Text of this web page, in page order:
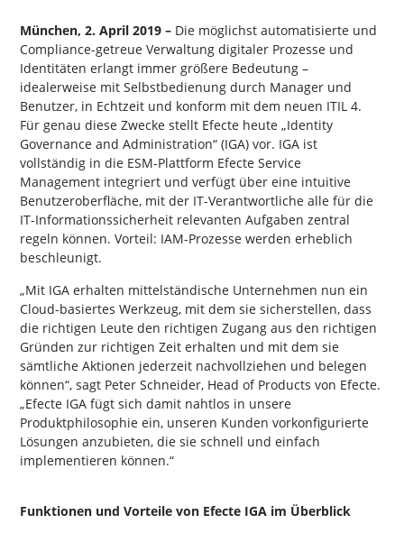
München, 2. April 2019 – Die möglichst automatisierte und
Compliance-getreue Verwaltung digitaler Prozesse und
Identitäten erlangt immer größere Bedeutung –
idealerweise mit Selbstbedienung durch Manager und
Benutzer, in Echtzeit und konform mit dem neuen ITIL 4.
Für genau diese Zwecke stellt Efecte heute „Identity
Governance and Administration“ (IGA) vor. IGA ist
vollständig in die ESM-Plattform Efecte Service
Management integriert und verfügt über eine intuitive
Benutzeroberfläche, mit der IT-Verantwortliche alle für die
IT-Informationssicherheit relevanten Aufgaben zentral
regeln können. Vorteil: IAM-Prozesse werden erheblich
beschleunigt.
„Mit IGA erhalten mittelständische Unternehmen nun ein
Cloud-basiertes Werkzeug, mit dem sie sicherstellen, dass
die richtigen Leute den richtigen Zugang aus den richtigen
Gründen zur richtigen Zeit erhalten und mit dem sie
sämtliche Aktionen jederzeit nachvollziehen und belegen
können“, sagt Peter Schneider, Head of Products von Efecte.
„Efecte IGA fügt sich damit nahtlos in unsere
Produktphilosophie ein, unseren Kunden vorkonfigurierte
Lösungen anzubieten, die sie schnell und einfach
implementieren können.“
Funktionen und Vorteile von Efecte IGA im Überblick